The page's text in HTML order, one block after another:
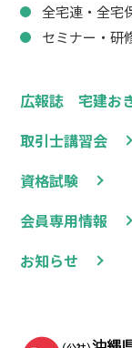
広報誌 宅建お
取引士講習会
資格試験
会員専用情報
お知らせ
全宅連・全宅
セミナー・研